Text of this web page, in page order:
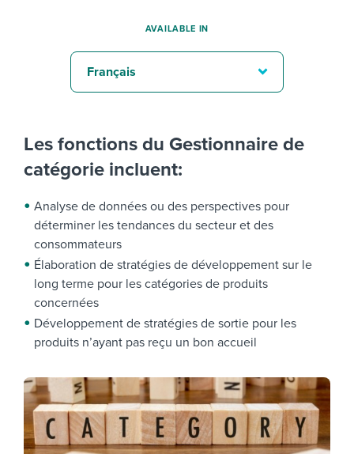
Les fonctions du Gestionnaire de
catégorie incluent:
Analyse de données ou des perspectives pour
déterminer les tendances du secteur et des
consommateurs
Élaboration de stratégies de développement sur le
long terme pour les catégories de produits
concernées
Développement de stratégies de sortie pour les
produits n’ayant pas reçu un bon accueil
AVAILABLE IN
Français